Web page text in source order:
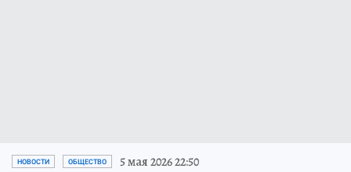
НОВОСТИ ОБЩЕСТВО 5 мая 2026 22:50